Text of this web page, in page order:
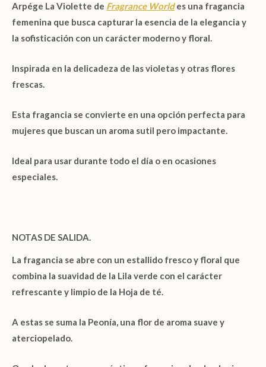
Arpége La Violette de Fragrance Worldes una fragancia
femenina que busca capturar la esencia de la elegancia y
la sofisticación con un carácter moderno y floral.
Inspirada en la delicadeza de las violetas y otras flores
frescas.
Esta fragancia se convierte en una opción perfecta para
mujeres que buscan un aroma sutil pero impactante.
Ideal para usar durante todo el día o en ocasiones
especiales.
NOTAS DE SALIDA.
La fragancia se abre con un estallido fresco y floral que
combina la suavidad de la Lila verde con el carácter
refrescante y limpio de la Hoja de té.
A estas se suma la Peonía, una flor de aroma suave y
aterciopelado.